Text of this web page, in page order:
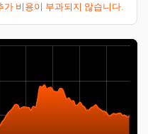
가 비용이 부과되지 않습니다.